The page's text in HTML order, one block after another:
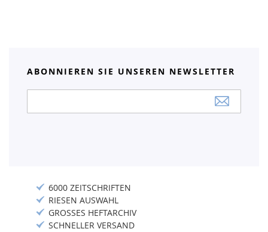
ABONNIEREN SIE UNSEREN NEWSLETTER
Newsletter:
6000 ZEITSCHRIFTEN
RIESEN AUSWAHL
GROSSES HEFTARCHIV
SCHNELLER VERSAND